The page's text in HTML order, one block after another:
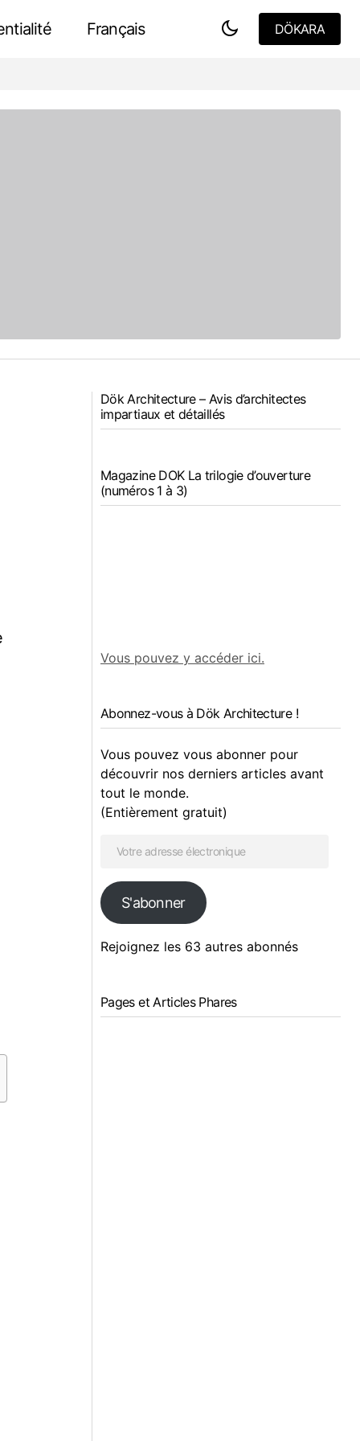
Français
DÖKARA
Dök Architecture – Avis d’architectes
impartiaux et détaillés
Magazine DOK La trilogie d’ouverture
(numéros 1 à 3)
Vous pouvez y accéder ici.
Abonnez-vous à Dök Architecture !
Vous pouvez vous abonner pour
découvrir nos derniers articles avant
tout le monde.
(Entièrement gratuit)
S'abonner
Rejoignez les 63 autres abonnés
Pages et Articles Phares